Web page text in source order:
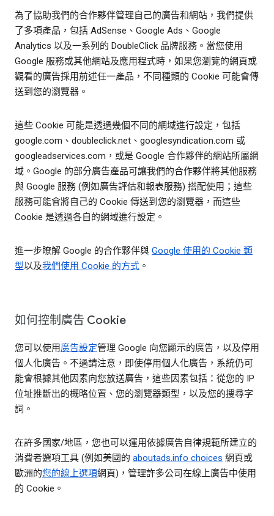
為了協助我們的合作夥伴管理自己的廣告和網站，我們提供
了多項產品，包括 AdSense、Google Ads、Google
Analytics 以及一系列的 DoubleClick 品牌服務。當您使用
Google 服務或其他網站及應用程式時，如果您瀏覽的網頁或
觀看的廣告採用前述任一產品，不同種類的 Cookie 可能會傳
送到您的瀏覽器。
這些 Cookie 可能是透過幾個不同的網域進行設定，包括
google.com、doubleclick.net、googlesyndication.com 或
googleadservices.com，或是 Google 合作夥伴的網站所屬網
域。Google 的部分廣告產品可讓我們的合作夥伴將其他服務
與 Google 服務 (例如廣告評估和報表服務) 搭配使用；這些
服務可能會將自己的 Cookie 傳送到您的瀏覽器，而這些
Cookie 是透過各自的網域進行設定。
進一步瞭解 Google 的合作夥伴與 Google 使用的 Cookie 類
型以及我們使用 Cookie 的方式 。
如何控制廣告 Cookie
您可以使用廣告設定管理 Google 向您顯示的廣告，以及停用
個人化廣告。不過請注意，即使停用個人化廣告，系統仍可
能會根據其他因素向您放送廣告，這些因素包括：從您的 IP
位址推斷出的概略位置、您的瀏覽器類型，以及您的搜尋字
詞。
在許多國家/地區，您也可以運用依據廣告自律規範所建立的
消費者選項工具 (例如美國的 aboutads.info choices 網頁或
歐洲的您的線上選項網頁)，管理許多公司在線上廣告中使用
的 Cookie。